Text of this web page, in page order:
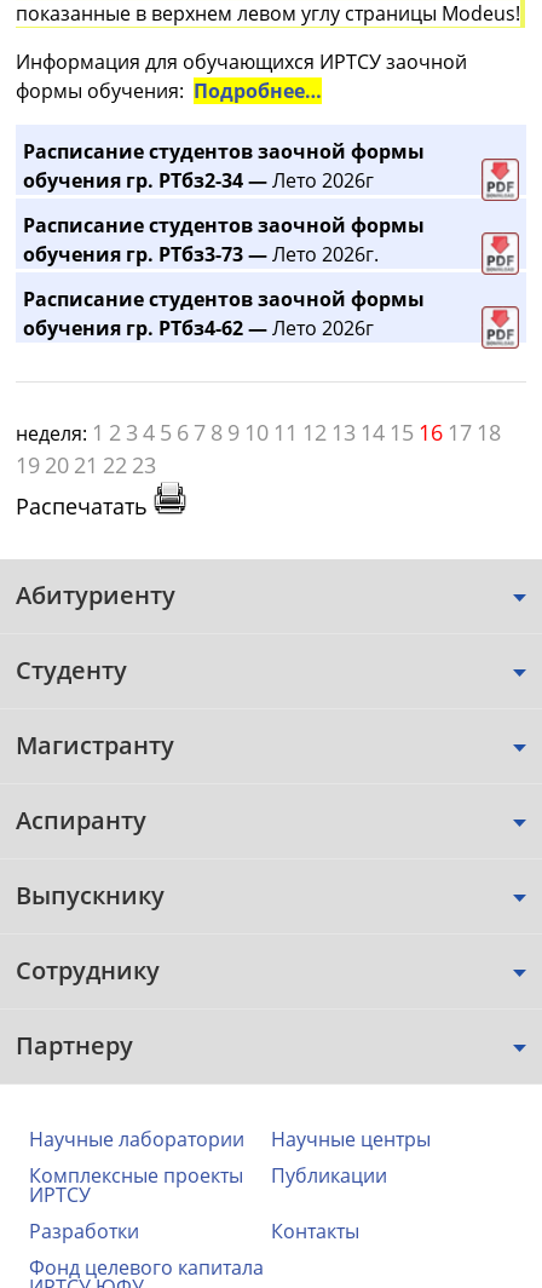
показанные в верхнем левом углу страницы Modeus!
Информация для обучающихся ИРТСУ заочной
формы обучения: Подробнее…
Расписание студентов заочной формы
обучения гр. РТбз2-34 —Лето 2026г
Расписание студентов заочной формы
обучения гр. РТбз3-73 —Лето 2026г.
Расписание студентов заочной формы
обучения гр. РТбз4-62 —Лето 2026г
неделя: 1 2 3 4 5 6 7 8 9 10 11 12 13 14 15 16 17 18
19 20 21 22 23
Распечатать
Абитуриенту
Студенту
Магистранту
Аспиранту
Выпускнику
Сотруднику
Партнеру
Научные лаборатории
Научные центры
Комплексные проекты
ИРТСУ
Публикации
Разработки
Контакты
Фонд целевого капитала